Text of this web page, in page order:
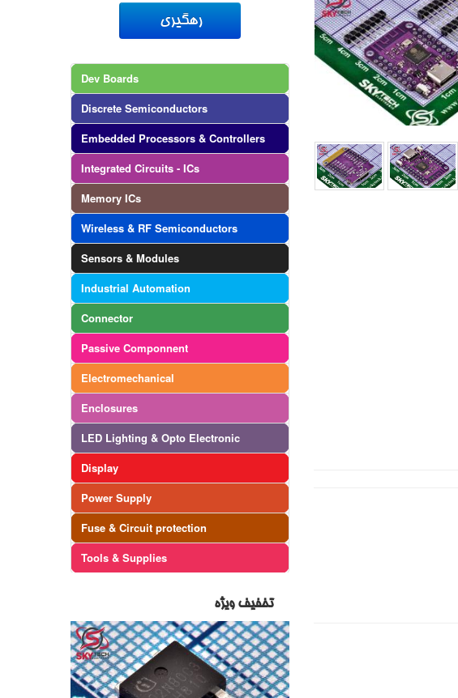
Dev Boards
Discrete Semiconductors
Embedded Processors & Controllers
Integrated Circuits - ICs
Memory ICs
Wireless & RF Semiconductors
Sensors & Modules
Industrial Automation
Connector
Passive Componnent
Electromechanical
Enclosures
LED Lighting & Opto Electronic
Display
Power Supply
Fuse & Circuit protection
Tools & Supplies
تخفیف ویژه